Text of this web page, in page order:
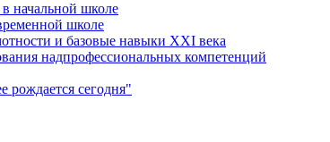
начальной школе
школе
и базовые навыки XXI века
надпрофессиональных компетенций
рождается сегодня"